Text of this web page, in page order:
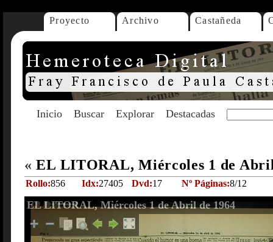
Proyecto Archivo Castañeda
Inicio Buscar Explorar Destacadas
« EL LITORAL, Miércoles 1 de
Rollo:856 Idx:27405 Dvd:17 Nº Páginas:8/12
EL LITORAL, Miércoles 1 de Abril de 1964